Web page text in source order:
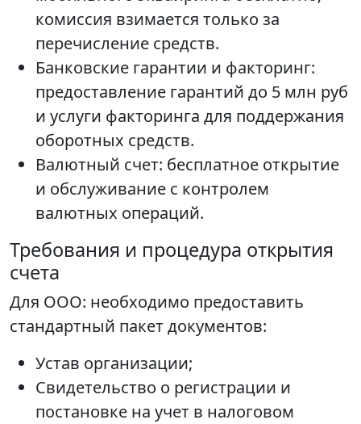
комиссия взимается только за
перечисление средств.
Банковские гарантии и факторинг:
предоставление гарантий до 5 млн руб
и услуги факторинга для поддержания
оборотных средств.
Валютный счет: бесплатное открытие
и обслуживание с контролем
валютных операций.
Требования и процедура открытия
счета
Для ООО: необходимо предоставить
стандартный пакет документов:
Устав организации;
Свидетельство о регистрации и
постановке на учет в налоговом